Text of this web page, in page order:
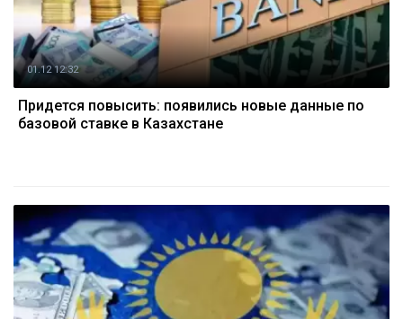
01.12 12:32
Придется повысить: появились новые данные по
базовой ставке в Казахстане